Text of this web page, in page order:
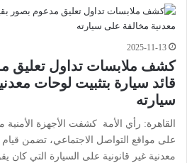
2025-11-13
كشف ملابسات تداول تعليق
قائد سيارة بتثبيت لوحات
سيارته
القاهرة: رأي الأمة كشفت الأجهزة الأمنية
على مواقع التواصل الاجتماعي، تضمن
معدنية غير قانونية على السيارة التي كان